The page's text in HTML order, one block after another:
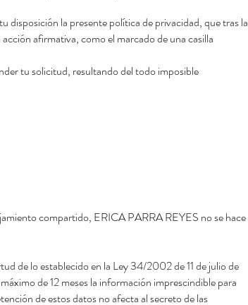
la presente política de privacidad, que tras la
afirmativa, como el marcado de una casilla
tu solicitud, resultando del todo imposible
compartido, ERICA PARRA REYES no se hace
de lo establecido en la Ley 34/2002 de 11 de julio de
de 12 meses la información imprescindible para
de estos datos no afecta al secreto de las